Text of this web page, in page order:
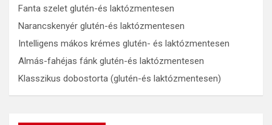
Fanta szelet glutén-és laktózmentesen
Narancskenyér glutén-és laktózmentesen
Intelligens mákos krémes glutén- és laktózmentesen
Almás-fahéjas fánk glutén-és laktózmentesen
Klasszikus dobostorta (glutén-és laktózmentesen)